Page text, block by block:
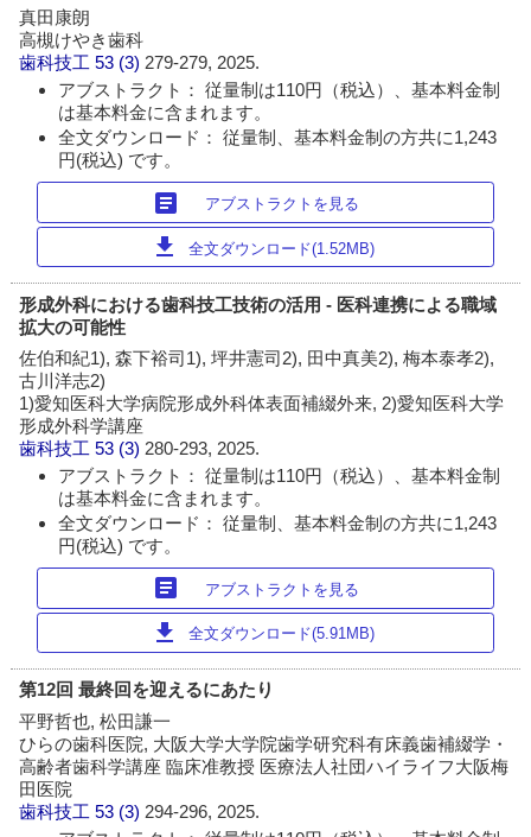
真田康朗
高槻けやき歯科
歯科技工 53 (3) 279-279, 2025.
アブストラクト： 従量制は110円（税込）、基本料金制
は基本料金に含まれます。
全文ダウンロード： 従量制、基本料金制の方共に1,243
円(税込) です。
article アブストラクトを見る
download 全文ダウンロード(1.52MB)
形成外科における歯科技工技術の活用 - 医科連携による職域
拡大の可能性
佐伯和紀1), 森下裕司1), 坪井憲司2), 田中真美2), 梅本泰孝2),
古川洋志2)
1)愛知医科大学病院形成外科体表面補綴外来, 2)愛知医科大学
形成外科学講座
歯科技工 53 (3) 280-293, 2025.
アブストラクト： 従量制は110円（税込）、基本料金制
は基本料金に含まれます。
全文ダウンロード： 従量制、基本料金制の方共に1,243
円(税込) です。
article アブストラクトを見る
download 全文ダウンロード(5.91MB)
第12回 最終回を迎えるにあたり
平野哲也, 松田謙一
ひらの歯科医院, 大阪大学大学院歯学研究科有床義歯補綴学・
高齢者歯科学講座 臨床准教授 医療法人社団ハイライフ大阪梅
田医院
歯科技工 53 (3) 294-296, 2025.